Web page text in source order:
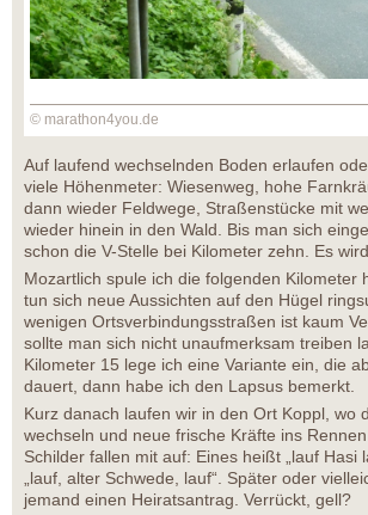
© marathon4you.de
Auf laufend wechselnden Boden erlaufen
viele Höhenmeter: Wiesenweg, hohe
dann wieder Feldwege, Straßenstücke mit
wieder hinein in den Wald. Bis man sich
schon die V-Stelle bei Kilometer zehn. Es
Mozartlich spule ich die folgenden Kilometer
tun sich neue Aussichten auf den Hügel
wenigen Ortsverbindungsstraßen ist kaum
sollte man sich nicht unaufmerksam treiben
Kilometer 15 lege ich eine Variante ein, die
dauert, dann habe ich den Lapsus bemerkt.
Kurz danach laufen wir in den Ort Koppl, wo
wechseln und neue frische Kräfte ins
Schilder fallen mit auf: Eines heißt „lauf Hasi
„lauf, alter Schwede, lauf“. Später oder
jemand einen Heiratsantrag. Verrückt, gell?